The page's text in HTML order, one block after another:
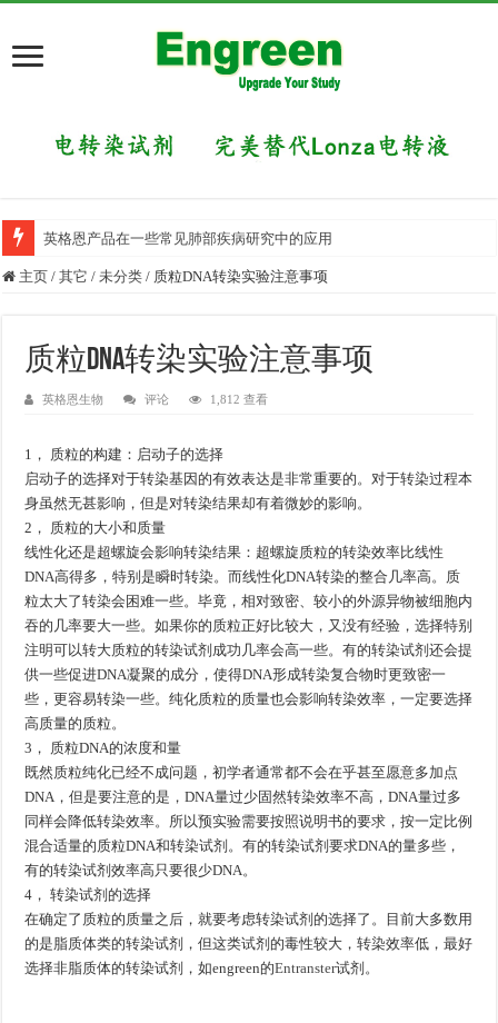
英格恩产品在一些常见肺部疾病研究中的应用
主页 / 其它 / 未分类 / 质粒DNA转染实验注意事项
质粒DNA转染实验注意事项
英格恩生物 评论 1,812 查看
1， 质粒的构建：启动子的选择
启动子的选择对于转染基因的有效表达是非常重要的。对于转染过程本
身虽然无甚影响，但是对转染结果却有着微妙的影响。
2， 质粒的大小和质量
线性化还是超螺旋会影响转染结果：超螺旋质粒的转染效率比线性
DNA高得多，特别是瞬时转染。而线性化DNA转染的整合几率高。质
粒太大了转染会困难一些。毕竟，相对致密、较小的外源异物被细胞内
吞的几率要大一些。如果你的质粒正好比较大，又没有经验，选择特别
注明可以转大质粒的转染试剂成功几率会高一些。有的转染试剂还会提
供一些促进DNA凝聚的成分，使得DNA形成转染复合物时更致密一
些，更容易转染一些。纯化质粒的质量也会影响转染效率，一定要选择
高质量的质粒。
3， 质粒DNA的浓度和量
既然质粒纯化已经不成问题，初学者通常都不会在乎甚至愿意多加点
DNA，但是要注意的是，DNA量过少固然转染效率不高，DNA量过多
同样会降低转染效率。所以预实验需要按照说明书的要求，按一定比例
混合适量的质粒DNA和转染试剂。有的转染试剂要求DNA的量多些，
有的转染试剂效率高只要很少DNA。
4， 转染试剂的选择
在确定了质粒的质量之后，就要考虑转染试剂的选择了。目前大多数用
的是脂质体类的转染试剂，但这类试剂的毒性较大，转染效率低，最好
选择非脂质体的转染试剂，如engreen的Entranster试剂。